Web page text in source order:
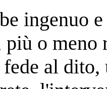
ingenuo
più o
fede al